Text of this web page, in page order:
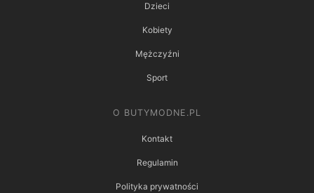
Dzieci
Kobiety
Mężczyźni
Sport
O BUTYMODNE.PL
Kontakt
Regulamin
Polityka prywatności